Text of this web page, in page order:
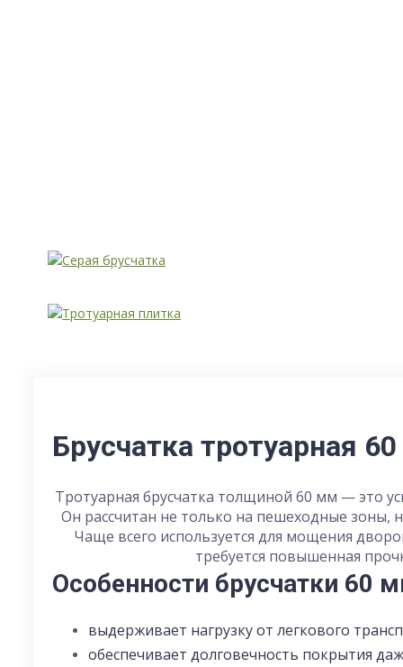
Брусчатка тротуарная
Тротуарная брусчатка толщиной 60 мм — это
Он рассчитан не только на пешеходные зоны,
Чаще всего используется для мощения
требуется повышенная
Особенности брусчатки 60
выдерживает нагрузку от легкового
обеспечивает долговечность покрытия